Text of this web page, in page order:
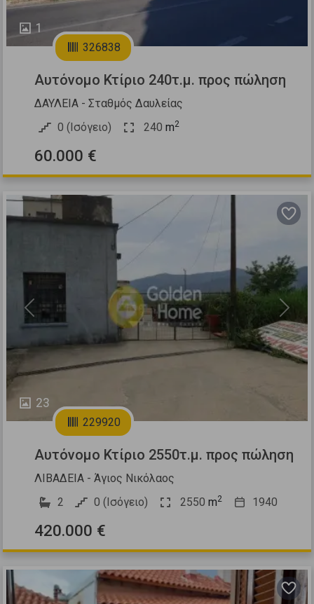
1
326838
Αυτόνομο Κτίριο 240τ.μ. προς πώληση
ΔΑΥΛΕΙΑ - Σταθμός Δαυλείας
0 (Ισόγειο)
240 m2
60.000 €
23
Previous Next
229920
Αυτόνομο Κτίριο 2550τ.μ. προς πώληση
ΛΙΒΑΔΕΙΑ - Άγιος Νικόλαος
2
0 (Ισόγειο) 2550 m2 1940
420.000 €